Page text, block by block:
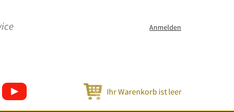
Anmelden
Ihr Warenkorb ist leer